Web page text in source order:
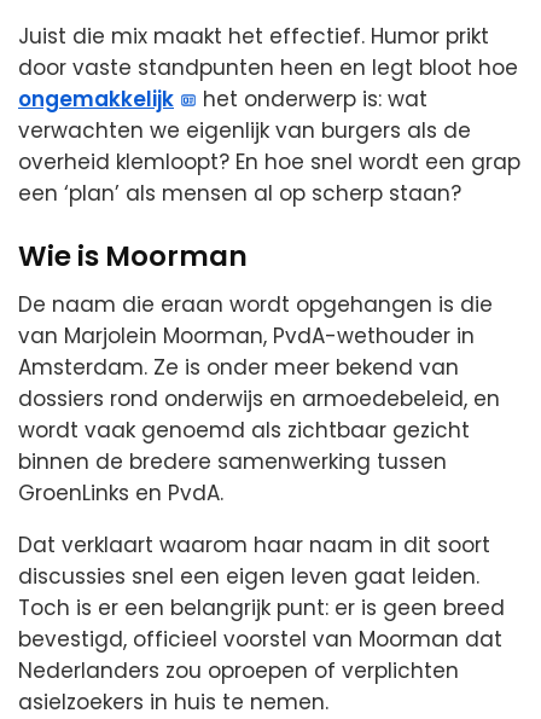
Juist die mix maakt het effectief. Humor prikt
door vaste standpunten heen en legt bloot hoe
ongemakkelijk
het onderwerp is: wat
verwachten we eigenlijk van burgers als de
overheid klemloopt? En hoe snel wordt een grap
een ‘plan’ als mensen al op scherp staan?
Wie is Moorman
De naam die eraan wordt opgehangen is die
van Marjolein Moorman, PvdA-wethouder in
Amsterdam. Ze is onder meer bekend van
dossiers rond onderwijs en armoedebeleid, en
wordt vaak genoemd als zichtbaar gezicht
binnen de bredere samenwerking tussen
GroenLinks en PvdA.
Dat verklaart waarom haar naam in dit soort
discussies snel een eigen leven gaat leiden.
Toch is er een belangrijk punt: er is geen breed
bevestigd, officieel voorstel van Moorman dat
Nederlanders zou oproepen of verplichten
asielzoekers in huis te nemen.